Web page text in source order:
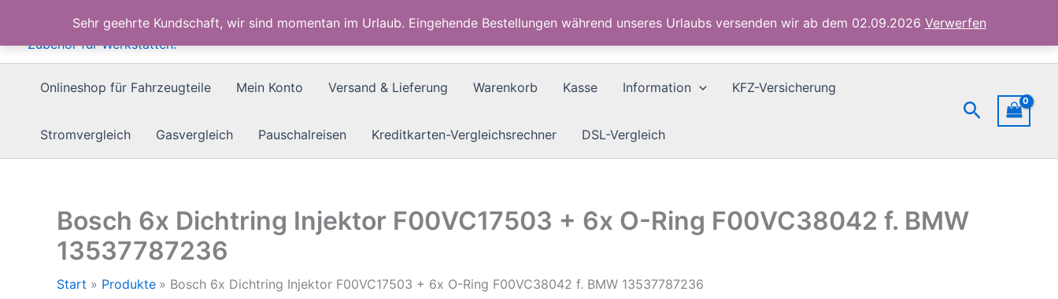
Sehr geehrte Kundschaft, wir sind momentan im Urlaub. Eingehende Bestellungen während unseres Urlaubs versenden wir ab dem 02.09.2026 Verwerfen
springen
Onlineshop für Fahrzeugteile Mein Konto Versand & Lieferung Warenkorb Kasse Information KFZ-Versicherung
Stromvergleich Gasvergleich Pauschalreisen Kreditkarten-Vergleichsrechner DSL-Vergleich
Suchen
Bosch 6x Dichtring Injektor F00VC17503 + 6x O-Ring F00VC38042 f. BMW
13537787236
Start Produkte Bosch 6x Dichtring Injektor F00VC17503 + 6x O-Ring F00VC38042 f. BMW 13537787236
6x
O-
Ring
F00VC38042
BMW